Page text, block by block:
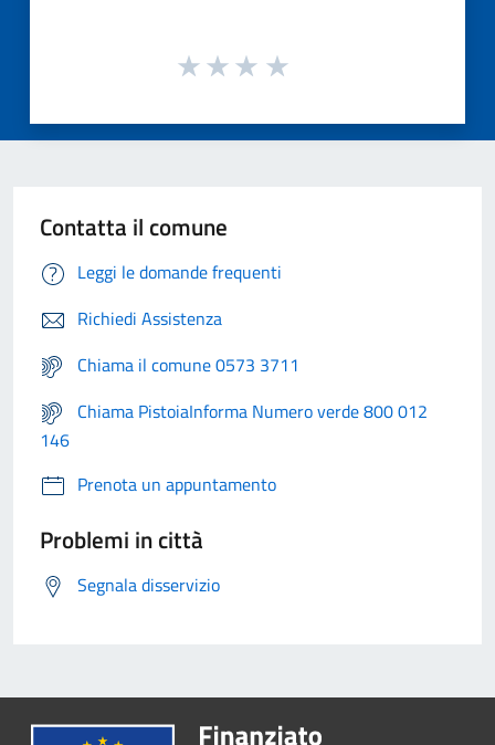
Contatta il comune
Leggi le domande frequenti
Richiedi Assistenza
Chiama il comune 0573 3711
Chiama PistoiaInforma Numero verde 800 012
146
Prenota un appuntamento
Problemi in città
Segnala disservizio